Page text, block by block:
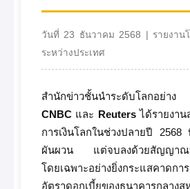
วันที่ 23 ธันวาคม 2568 | รายงานโ
ระหว่างประเทศ
สำนักข่าวชั้นนำระดับโลกอ
CNBC และ Reutersได้รายงาน
การเงินโลกในช่วงปลายปี 2568
ผันผวน แต่จบลงด้วยสัญญาณบ
โดยเฉพาะอย่างยิ่งกระแสคาดก
อัตราดอกเบี้ยของธนาคารกลางส